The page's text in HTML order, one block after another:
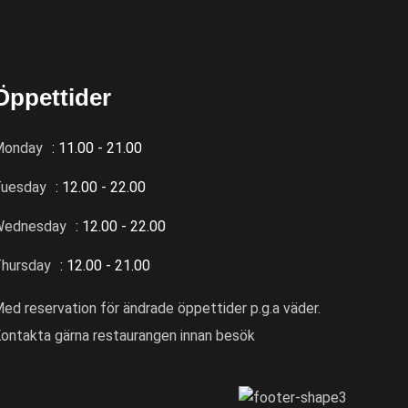
: 11.00 - 21.00
: 12.00 - 22.00
: 12.00 - 22.00
: 12.00 - 21.00
reservation för ändrade öppettider p.g.a väder.
gärna restaurangen innan besök